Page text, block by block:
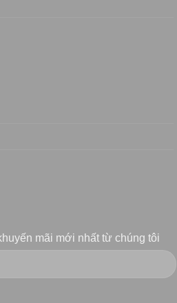
mãi mới nhất từ chúng tôi